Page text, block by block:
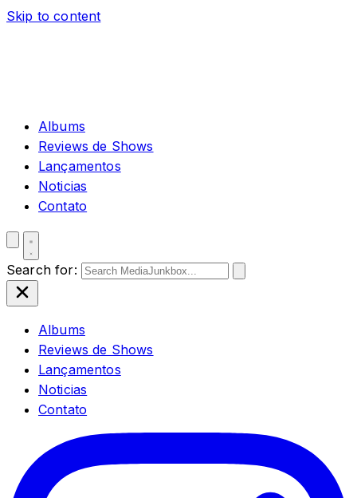
Skip to content
Albums
Reviews de Shows
Lançamentos
Noticias
Contato
Search for:
Albums
Reviews de Shows
Lançamentos
Noticias
Contato